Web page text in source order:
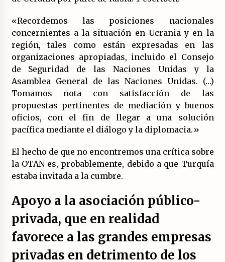
«Recordemos las posiciones nacionales
concernientes a la situación en Ucrania y en la
región, tales como están expresadas en las
organizaciones apropiadas, incluido el Consejo
de Seguridad de las Naciones Unidas y la
Asamblea General de las Naciones Unidas. (…)
Tomamos nota con satisfacción de las
propuestas pertinentes de mediación y buenos
oficios, con el fin de llegar a una solución
pacífica mediante el diálogo y la diplomacia.»
El hecho de que no encontremos una crítica sobre
la OTAN es, probablemente, debido a que Turquía
estaba invitada a la cumbre.
Apoyo a la asociación público-
privada, que en realidad
favorece a las grandes empresas
privadas en detrimento de los